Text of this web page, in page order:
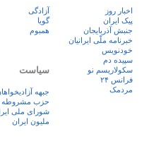
اخبار روز
پيک ايران
جنبش آذربایجان
خبرنامه ملّی ایرانیان
خودنویس
سپیده دم
سکولاریسم نو
فرانس ۲۴
مردمک
آزادگی
گویا
همبوم
سیاست
جبهه
حزب مشروطه
شورای ملی
ملیون ایران